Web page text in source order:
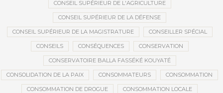
CONSEIL SUPÉRIEUR DE L'AGRICULTURE
CONSEIL SUPÉRIEUR DE LA DÉFENSE
CONSEIL SUPÉRIEUR DE LA MAGISTRATURE CONSEILLER SPÉCIAL
CONSEILS CONSÉQUENCES CONSERVATION
CONSERVATOIRE BALLA FASSÉKÉ KOUYATÉ
CONSOLIDATION DE LA PAIX CONSOMMATEURS CONSOMMATION
CONSOMMATION DE DROGUE CONSOMMATION LOCALE